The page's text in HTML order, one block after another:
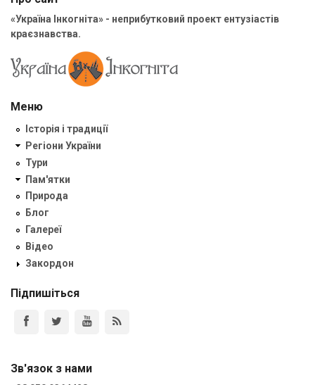
«Україна Інкогніта» - неприбутковий проект ентузіастів
краєзнавства.
Меню
Історія і традиції
Регіони України
Тури
Пам'ятки
Природа
Блог
Галереї
Відео
Закордон
Підпишіться
Зв'язок з нами